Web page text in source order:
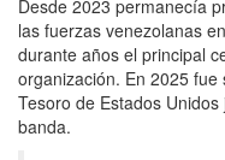
Desde 2023 permanecía
las fuerzas venezolanas
durante años el principal
organización. En 2025
Tesoro de Estados
banda.